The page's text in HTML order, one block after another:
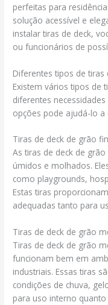
perfeitas para
solução acessível e
instalar tiras de deck,
ou funcionários de
Diferentes tipos de tiras
Existem vários tipos de
diferentes
opções pode ajudá-lo
Tiras de deck de grão
As tiras de deck de
úmidos e molhados.
como playgrounds,
Estas tiras
adequadas tanto para
Tiras de deck de grão
Tiras de deck de grão
funcionam bem em
industriais. Essas tiras
condições de chuva,
para uso interno